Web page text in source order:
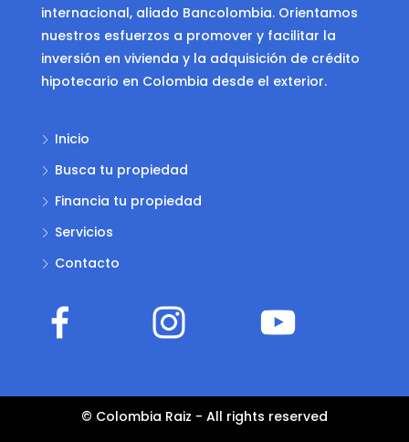
internacional, aliado Bancolombia. Orientamos
nuestros esfuerzos a promover y facilitar la
inversión en vivienda y la adquisición de crédito
hipotecario en Colombia desde el exterior.
Inicio
Busca tu propiedad
Financia tu propiedad
Servicios
Contacto
© Colombia Raiz - All rights reserved